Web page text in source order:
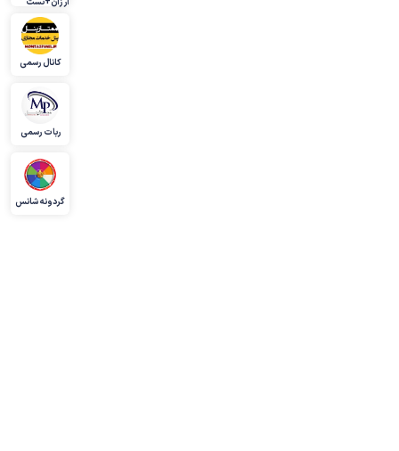
کانال رسمی
ربات رسمی
گردونه شانس